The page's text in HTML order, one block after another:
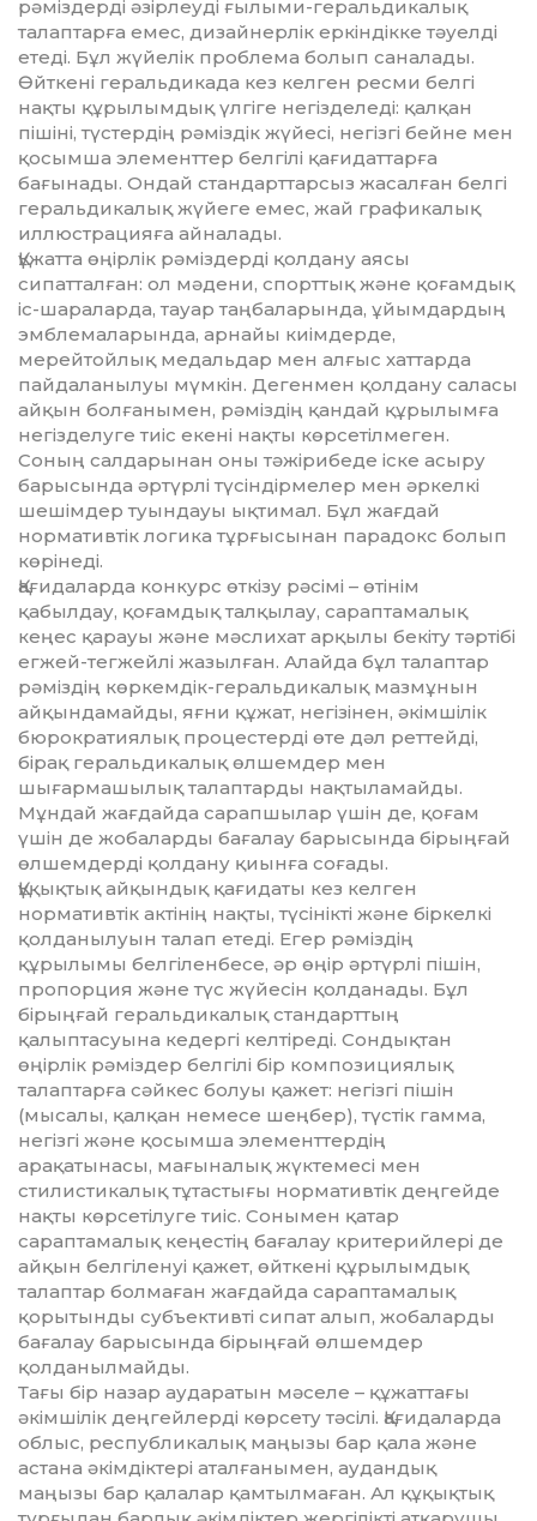
рәміздерді әзірлеуді ғылыми-геральдикалық
талаптарға емес, дизайнерлік еркіндікке тәуелді
етеді. Бұл жүйелік проблема болып саналады.
Өйткені геральдикада кез келген ресми белгі
нақты құрылымдық үлгіге негізделеді: қалқан
пішіні, түстердің рәміздік жүйесі, негізгі бейне мен
қосымша элементтер белгілі қағидат­тарға
бағынады. Ондай стандарттарсыз жасалған белгі
геральдикалық жүйеге емес, жай графикалық
иллюстрацияға айналады.
Құжатта өңірлік рәміздерді қолдану аясы
сипатталған: ол мәдени, спорттық және қоғамдық
іс-шараларда, тауар таңбаларында, ұйымдардың
эмблемаларында, арнайы киімдерде,
мерейтойлық медаль­дар мен алғыс хат­тарда
пайдаланылуы мүмкін. Дегенмен қолдану саласы
айқын болғанымен, рәміздің қандай құрылымға
негізделуге тиіс екені нақты көрсетілмеген.
Соның салдарынан оны тәжірибеде іске асыру
барысында әртүрлі түсіндірмелер мен әркелкі
шешімдер туындауы ықтимал. Бұл жағдай
нормативтік логика тұрғысынан парадокс болып
көрінеді.
Қағидаларда конкурс өткізу рәсімі – өтінім
қабылдау, қоғамдық талқылау, сараптамалық
кеңес қарауы және мәслихат арқылы бекіту тәртібі
егжей-тегжейлі жазылған. Алайда бұл талаптар
рәміздің көркемдік-геральдикалық мазмұнын
айқындамайды, яғни құжат, негізінен, әкімшілік
бюрократиялық процестерді өте дәл реттейді,
бірақ геральдикалық өлшемдер мен
шығармашылық талаптарды нақтыламайды.
Мұндай жағдайда сарапшылар үшін де, қоғам
үшін де жобаларды бағалау барысында бірыңғай
өлшемдерді қолдану қиынға соғады.
Құқықтық айқындық қағидаты кез келген
нормативтік актінің нақты, түсінікті және біркелкі
қолданылуын талап етеді. Егер рәміздің
құрылымы белгіленбесе, әр өңір әртүрлі пішін,
пропорция және түс жүйесін қолданады. Бұл
бірыңғай геральдикалық стандарттың
қалыптасуына кедергі келтіреді. Сондықтан
өңірлік рәміздер белгілі бір композициялық
талаптарға сәйкес болуы қажет: негізгі пішін
(мысалы, қалқан немесе шеңбер), түстік гамма,
негізгі және қосымша элементтердің
арақатынасы, мағыналық жүктемесі мен
стилистикалық тұтастығы нормативтік деңгейде
нақты көрсетілуге тиіс. Сонымен қатар
сараптамалық кеңестің бағалау критерийлері де
айқын белгіленуі қажет, өйткені құрылымдық
талаптар болмаған жағдайда сараптамалық
қорытынды субъективті сипат алып, жобаларды
бағалау барысында бірыңғай өлшемдер
қолданылмайды.
Тағы бір назар аударатын мәселе – құжаттағы
әкімшілік деңгейлерді көрсету тәсілі. Қағидаларда
облыс, республикалық маңызы бар қала және
астана әкімдіктері аталғанымен, аудандық
маңызы бар қалалар қамтылмаған. Ал құқықтық